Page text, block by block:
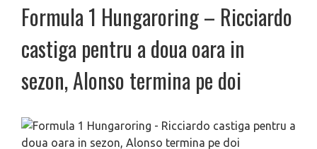
Formula 1 Hungaroring – Ricciardo
castiga pentru a doua oara in
sezon, Alonso termina pe doi